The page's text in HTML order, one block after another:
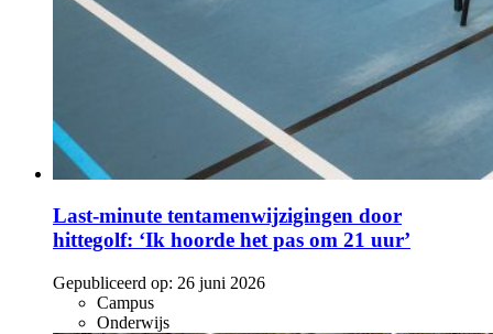
Last-minute tentamenwijzigingen door
hittegolf: ‘Ik hoorde het pas om 21 uur’
Gepubliceerd op: 26 juni 2026
Campus
Onderwijs